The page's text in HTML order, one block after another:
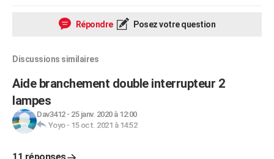
Répondre Posez votre question
Discussions similaires
Aide branchement double interrupteur 2
lampes
Dav3412- 25 janv. 2020 à 12:00
Yoyo- 15 oct. 2021 à 14:52